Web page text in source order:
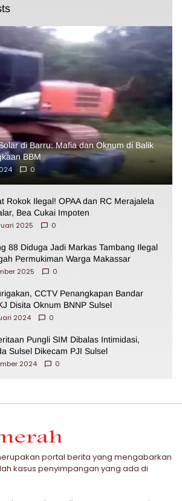
di Barru: Mafia dan Oknum di Balik
BBM
0
Rokok Ilegal! OPAA dan RC Merajalela
Bea Cukai Impoten
2025
0
88 Diduga Jadi Markas Tambang Ilegal
Permukiman Warga Makassar
2025
0
CCTV Penangkapan Bandar
Disita Oknum BNNP Sulsel
2024
0
Pungli SIM Dibalas Intimidasi,
Sulsel Dikecam PJI Sulsel
2024
0
portal berita yang mengabarkan
kasus penyimpangan yang ada di